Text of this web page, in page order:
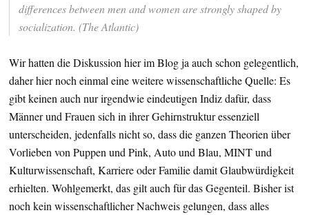
differences between men and women are strongly shaped by
socialization. (The Atlantic)
Wir hatten die Diskussion hier im Blog ja auch schon gelegentlich,
daher hier noch einmal eine weitere wissenschaftliche Quelle: Es
gibt keinen auch nur irgendwie eindeutigen Indiz dafür, dass
Männer und Frauen sich in ihrer Gehirnstruktur essenziell
unterscheiden, jedenfalls nicht so, dass die ganzen Theorien über
Vorlieben von Puppen und Pink, Auto und Blau, MINT und
Kulturwissenschaft, Karriere oder Familie damit Glaubwürdigkeit
erhielten. Wohlgemerkt, das gilt auch für das Gegenteil. Bisher ist
noch kein wissenschaftlicher Nachweis gelungen, dass alles